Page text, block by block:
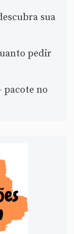
sua
pedir
pacote no